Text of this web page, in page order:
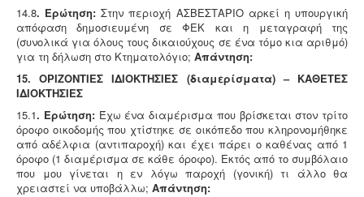
14.8. Ερώτηση:Στην περιοχή ΑΣΒΕΣΤΑΡΙΟ αρκεί η υπουργική
απόφαση δημοσιευμένη σε ΦΕΚ και η μεταγραφή της
(συνολικά για όλους τους δικαιούχους σε ένα τόμο κια αριθμό)
για τη δήλωση στο Κτηματολόγιο; Απάντηση:
15. ΟΡΙΖΟΝΤΙΕΣ ΙΔΙΟΚΤΗΣΙΕΣ (διαμερίσματα) – ΚΑΘΕΤΕΣ
ΙΔΙΟΚΤΗΣΙΕΣ
15.1. Ερώτηση: Έχω ένα διαμέρισμα που βρίσκεται στον τρίτο
όροφο οικοδομής που χτίστηκε σε οικόπεδο που κληρονομήθηκε
από αδέλφια (αντιπαροχή) και έχει πάρει ο καθένας από 1
όροφο (1 διαμέρισμα σε κάθε όροφο). Εκτός από το συμβόλαιο
που μου γίνεται η εν λόγω παροχή (γονική) τι άλλο θα
χρειαστεί να υποβάλλω; Απάντηση: